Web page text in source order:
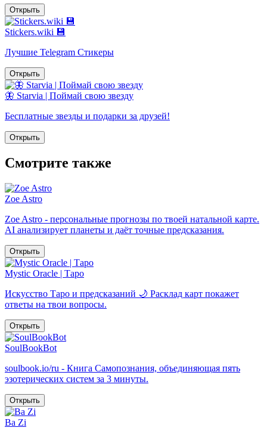
Открыть
Stickers.wiki 💾
Лучшие Telegram Стикеры
Открыть
🦋 Starvia | Поймай свою звезду
Бесплатные звезды и подарки за друзей!
Открыть
Смотрите также
Zoe Astro
Zoe Astro - персональные прогнозы по твоей натальной карте.
AI анализирует планеты и даёт точные предсказания.
Открыть
Mystic Oracle | Таро
Искусство Таро и предсказаний 🌙 Расклад карт покажет
ответы на твои вопросы.
Открыть
SoulBookBot
soulbook.io/ru - Книга Самопознания, объединяющая пять
эзотерических систем за 3 минуты.
Открыть
Ba Zi